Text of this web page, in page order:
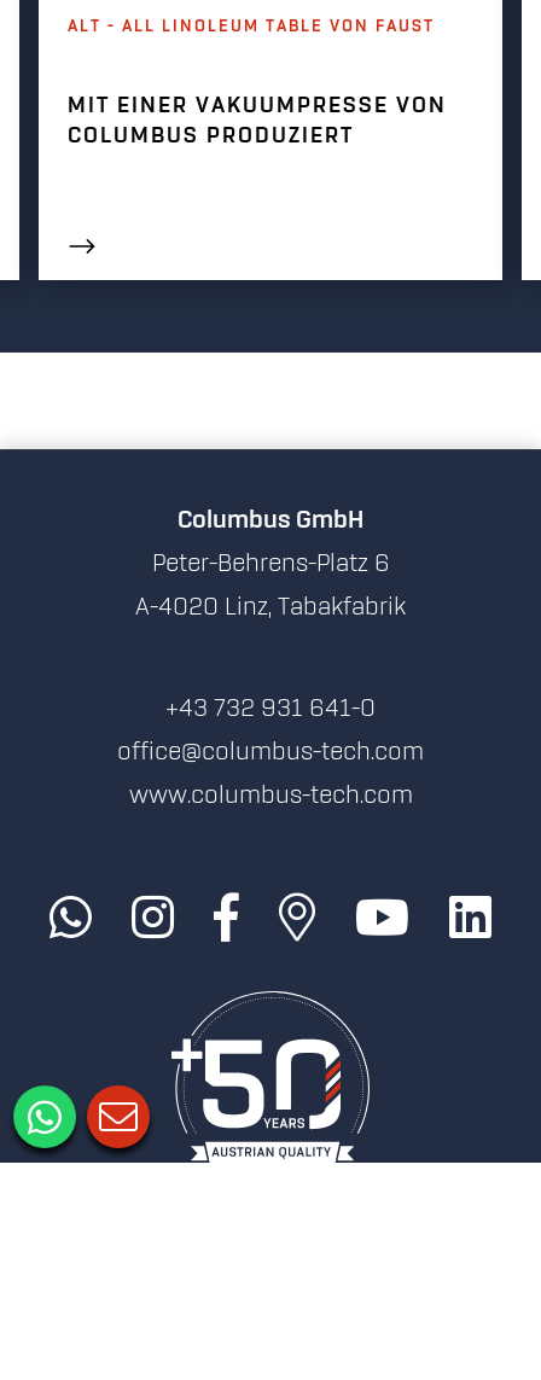
ALT - ALL LINOLEUM TABLE VON FAUST
MIT EINER VAKUUMPRESSE VON
COLUMBUS PRODUZIERT
Columbus GmbH
Peter-Behrens-Platz 6
A-4020 Linz, Tabakfabrik
+43 732 931 641-0
office@columbus-tech.com
www.columbus-tech.com